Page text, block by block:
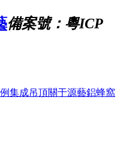
備案號：粵ICP
集成吊頂關于源藝鋁蜂窩